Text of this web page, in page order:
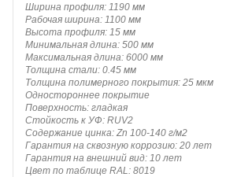
Ширина профиля: 1190 мм
Рабочая ширина: 1100 мм
Высота профиля: 15 мм
Минимальная длина: 500 мм
Максимальная длина: 6000 мм
Толщина стали: 0.45 мм
Толщина полимерного покрытия: 25 мкм
Одностороннее покрытие
Поверхность: гладкая
Стойкость к УФ: RUV2
Содержание цинка: Zn 100-140 г/м2
Гарантия на сквозную коррозию: 20 лет
Гарантия на внешний вид: 10 лет
Цвет по таблице RAL: 8019